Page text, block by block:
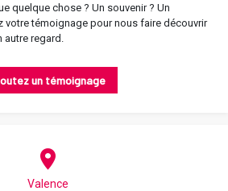
quelque chose ? Un souvenir ? Un
votre témoignage pour nous faire découvrir
regard.
un témoignage
Valence